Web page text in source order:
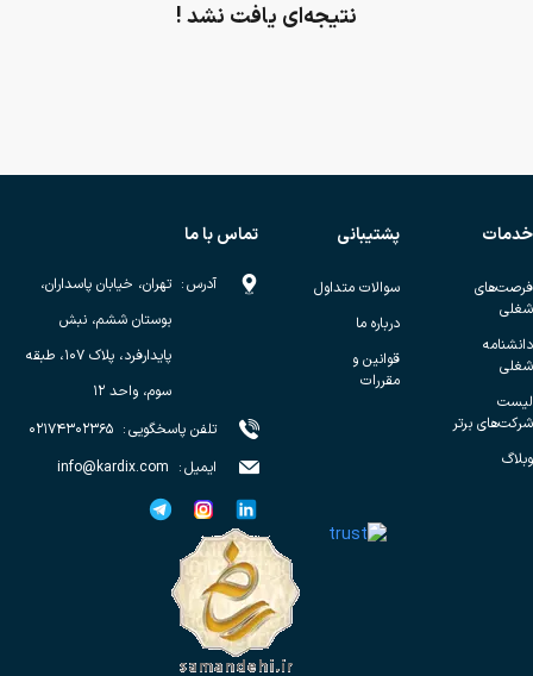
نتیجه‌ای یافت نشد !
خدمات
فرصت‌های
شغلی
دانشنامه
شغلی
لیست
شرکت‌های برتر
وبلاگ
پشتیبانی
سوالات متداول
درباره ما
قوانین و
مقررات
تماس با ما
آدرس: تهران، خیابان پاسداران،
بوستان ششم، نبش
پایدارفرد، پلاک ۱۰۷، طبقه
سوم، واحد ۱۲
تلفن پاسخگویی: ۰۲۱۷۴۳۰۲۳۶۵
ایمیل:
info@kardix.com